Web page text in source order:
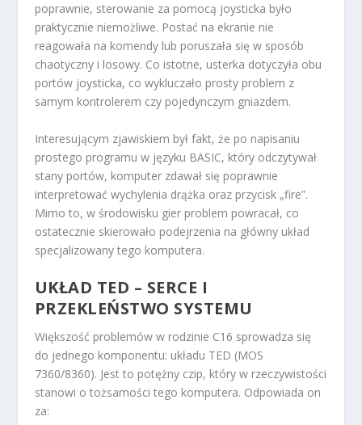
poprawnie, sterowanie za pomocą joysticka było
praktycznie niemożliwe. Postać na ekranie nie
reagowała na komendy lub poruszała się w sposób
chaotyczny i losowy. Co istotne, usterka dotyczyła obu
portów joysticka, co wykluczało prosty problem z
samym kontrolerem czy pojedynczym gniazdem.
Interesującym zjawiskiem był fakt, że po napisaniu
prostego programu w języku BASIC, który odczytywał
stany portów, komputer zdawał się poprawnie
interpretować wychylenia drążka oraz przycisk „fire”.
Mimo to, w środowisku gier problem powracał, co
ostatecznie skierowało podejrzenia na główny układ
specjalizowany tego komputera.
UKŁAD TED – SERCE I
PRZEKLEŃSTWO SYSTEMU
Większość problemów w rodzinie C16 sprowadza się
do jednego komponentu: układu TED (MOS
7360/8360). Jest to potężny czip, który w rzeczywistości
stanowi o tożsamości tego komputera. Odpowiada on
za: